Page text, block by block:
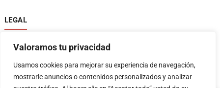
Valoramos tu privacidad
Usamos cookies para mejorar su experiencia de navegación,
mostrarle anuncios o contenidos personalizados y analizar
LEGAL
Política de privacidad
Política de devoluciones y reembolsos
Términos y condiciones